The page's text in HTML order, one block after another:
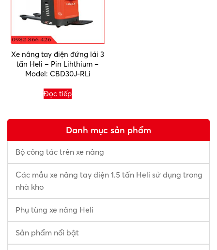
Xe nâng tay điện đứng lái 3
tấn Heli – Pin Lihthium –
Model: CBD30J-RLi
Đọc tiếp
Danh mục sản phẩm
Bộ công tác trên xe nâng
Các mẫu xe nâng tay điện 1.5 tấn Heli sử dụng trong
nhà kho
Phụ tùng xe nâng Heli
Sản phẩm nổi bật